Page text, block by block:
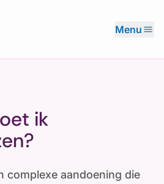
Menu menu
ik
complexe aandoening die